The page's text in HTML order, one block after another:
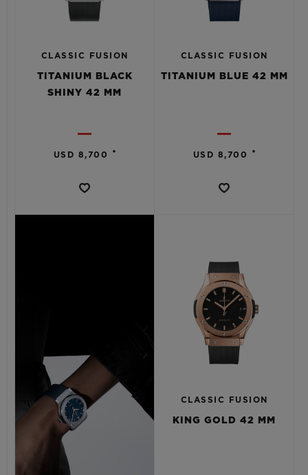
CLASSIC FUSION
TITANIUM BLACK
SHINY 42 MM
USD 8,700 •
CLASSIC FUSION
TITANIUM BLUE 42 MM
USD 8,700 •
CLASSIC FUSION
KING GOLD 42 MM